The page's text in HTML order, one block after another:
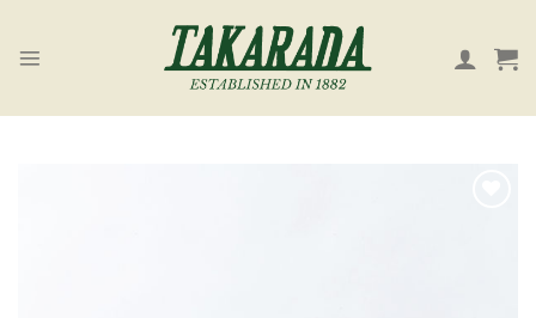
content